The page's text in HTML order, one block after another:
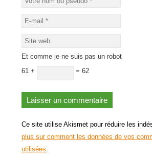
Et comme je ne suis pas un robot
61 +
= 62
Ce site utilise Akismet pour réduire les
plus sur comment les données de vos
utilisées.